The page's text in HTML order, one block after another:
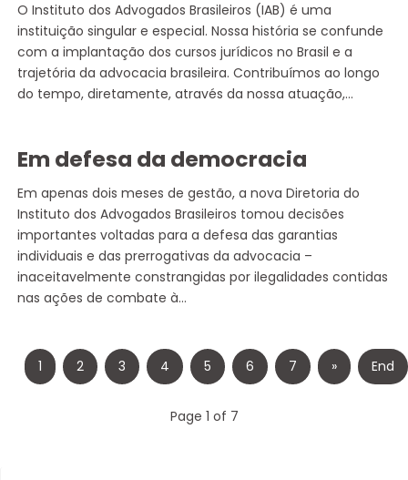
O Instituto dos Advogados Brasileiros (IAB) é uma
instituição singular e especial. Nossa história se confunde
com a implantação dos cursos jurídicos no Brasil e a
trajetória da advocacia brasileira. Contribuímos ao longo
do tempo, diretamente, através da nossa atuação,…
Em defesa da democracia
Em apenas dois meses de gestão, a nova Diretoria do
Instituto dos Advogados Brasileiros tomou decisões
importantes voltadas para a defesa das garantias
individuais e das prerrogativas da advocacia –
inaceitavelmente constrangidas por ilegalidades contidas
nas ações de combate à…
1 2 3 4 5 6 7 » End
Page 1 of 7